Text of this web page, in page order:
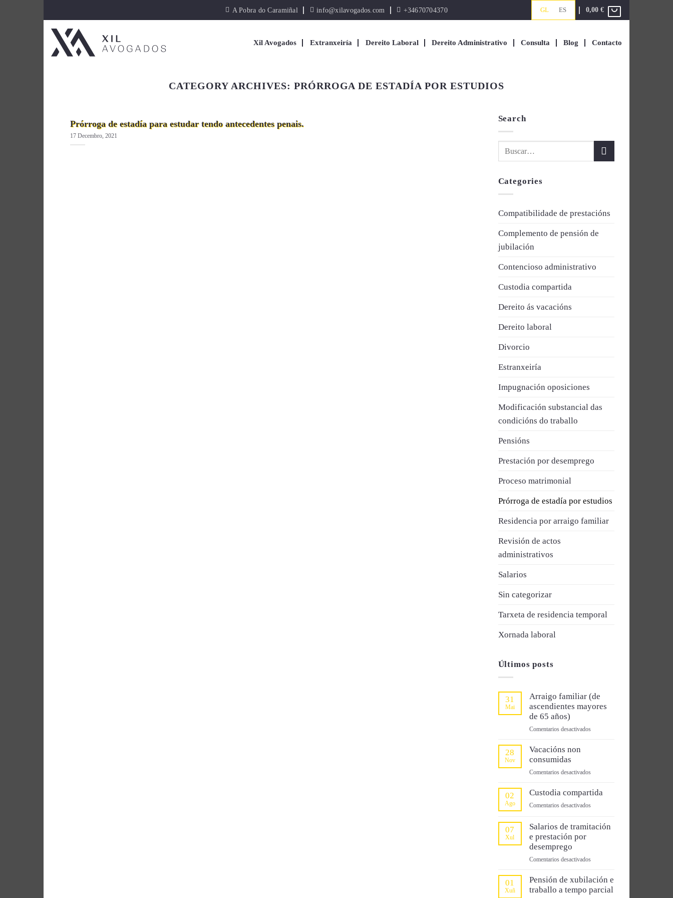
to
content
A Pobra do Caramiñal info@xilavogados.com +34670704370 GL ES 0,00€
Xil Avogados Extranxeiría Dereito Laboral Dereito Administrativo Consulta Blog Contacto
CATEGORY ARCHIVES: PRÓRROGA DE ESTADÍA POR ESTUDIOS
Prórroga de estadía para estudar tendo antecedentes penais.
17 Decembro, 2021
Search
Categories
Compatibilidade de prestacións
Complemento de pensión de
jubilación
Contencioso administrativo
Custodia compartida
Dereito ás vacacións
Dereito laboral
Divorcio
Estranxeiría
Impugnación oposiciones
Modificación substancial das
condicións do traballo
Pensións
Prestación por desemprego
Proceso matrimonial
Prórroga de estadía por estudios
Residencia por arraigo familiar
Revisión de actos
administrativos
Salarios
Sin categorizar
Tarxeta de residencia temporal
Xornada laboral
Últimos posts
31
Mai
Arraigo familiar (de
ascendientes mayores
de 65 años)
Comentarios desactivadosen
mayores
65
años)
28
Nov
Vacacións non
consumidas
Comentarios desactivadosen
non
02
Ago
Custodia compartida
Comentarios desactivadosen
compartida
07
Xul
Salarios de tramitación
e prestación por
desemprego
Comentarios desactivadosen
de
tramitación
01
Xuñ
Pensión de xubilación e
traballo a tempo parcial